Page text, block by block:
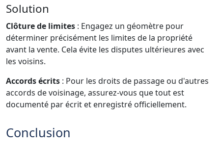
Solution
Clôture de limites : Engagez un géomètre pour
déterminer précisément les limites de la propriété
avant la vente. Cela évite les disputes ultérieures avec
les voisins.
Accords écrits : Pour les droits de passage ou d'autres
accords de voisinage, assurez-vous que tout est
documenté par écrit et enregistré officiellement.
Conclusion